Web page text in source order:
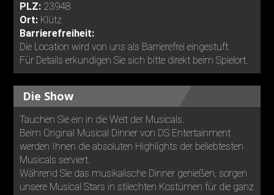
PLZ: 23948
Ort: Klütz
Barrierefreiheit:
Die Location wird von uns als Barrierefrei eingestuft.
Für Details erkundigen Sie sich bitte direkt beim Spielort.
Die Show
Tauchen Sie ein in die Welt der Musicals.
Beim Original Musical Dinner von DS Entertainment
werden Ihnen die absoluten Highlights der beliebtesten
Musicals serviert.
Während Sie das musikalische Dinner genießen, sorgen
unsere Musical Stars in stilechten Kostümen für die ganz